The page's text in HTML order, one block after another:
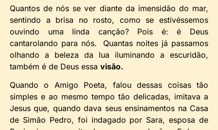
Quantos de nós se ver diante da imensidão do mar,
sentindo a brisa no rosto, como se estivéssemos
ouvindo uma linda canção? Pois é: é Deus
cantarolando para nós. Quantas noites já passamos
olhando a beleza da lua iluminando a escuridão,
também é de Deus essa visão.
Quando o Amigo Poeta, falou dessas coisas tão
simples e ao mesmo tempo tão delicadas, imitava a
Jesus que, quando dava seus ensinamentos na Casa
de Simão Pedro, foi indagado por Sara, esposa de